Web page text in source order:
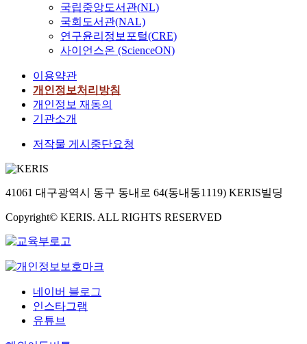
국립중앙도서관(NL)
국회도서관(NAL)
연구윤리정보포털(CRE)
사이언스온 (ScienceON)
이용약관
개인정보처리방침
개인정보 재동의
기관소개
저작물 게시중단요청
41061 대구광역시 동구 동내로 64(동내동1119) KERIS빌딩
Copyright© KERIS. ALL RIGHTS RESERVED
네이버 블로그
인스타그램
유튜브